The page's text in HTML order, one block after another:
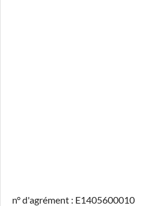
n° d'agrément : E1405600010